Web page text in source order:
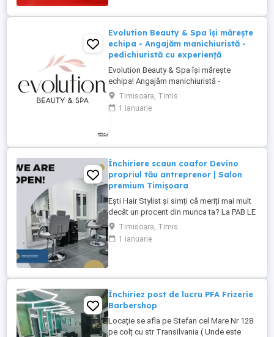
Evolution Beauty & Spa își mărește
echipa - Angajăm manichiuristă -
pedichiuristă cu experiență
Evolution Beauty & Spa își mărește
echipa! Angajăm manichiuristă -
pedichiuristă cu experiență Căutăm o
persoană serioasă, atentă la detalii, cu
experiență în manichiură pedichiură
de clienți formată - program stabil ...
Timisoara, Timis
1 ianuarie
Închiriere scaun coafor Devino
propriul tău antreprenor | Salon
premium Timișoara
Ești Hair Stylist și simți că meriți mai mult
decât un procent din munca ta? La PAB LE
Studio îți oferim mai mult decât un scaun
de închiriat. Îți oferim oportunitatea de a-ți
construi propriul brand, de a-ți dezvolta
unele dintre ...
Timisoara, Timis
1 ianuarie
Închiriez post de lucru PFA Frizerie
Barbershop
Locație se afla pe Stefan cel Mare Nr 128
pe colț cu str Transilvania ( Unde este